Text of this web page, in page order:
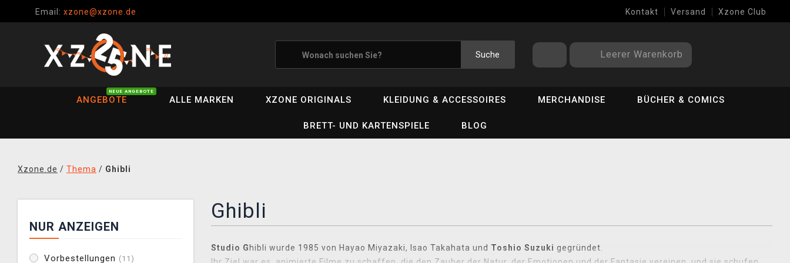
Email: xzone@xzone.de Kontakt Versand Xzone Club
Suche Leerer Warenkorb
ANGEBOTE
NEUE ANGEBOTE
ALLE MARKEN XZONE ORIGINALS KLEIDUNG & ACCESSOIRES MERCHANDISE BÜCHER & COMICS
BRETT- UND KARTENSPIELE BLOG
Xzone.de / Thema / Ghibli
NUR ANZEIGEN
Vorbestellungen (11)
Ghibli
Studio Ghibli wurde 1985 von Hayao Miyazaki, Isao Takahata und Toshio Suzuki gegründet.